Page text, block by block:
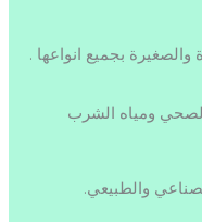
بجميع انواعها .
ومياه الشرب
والطبيعي.